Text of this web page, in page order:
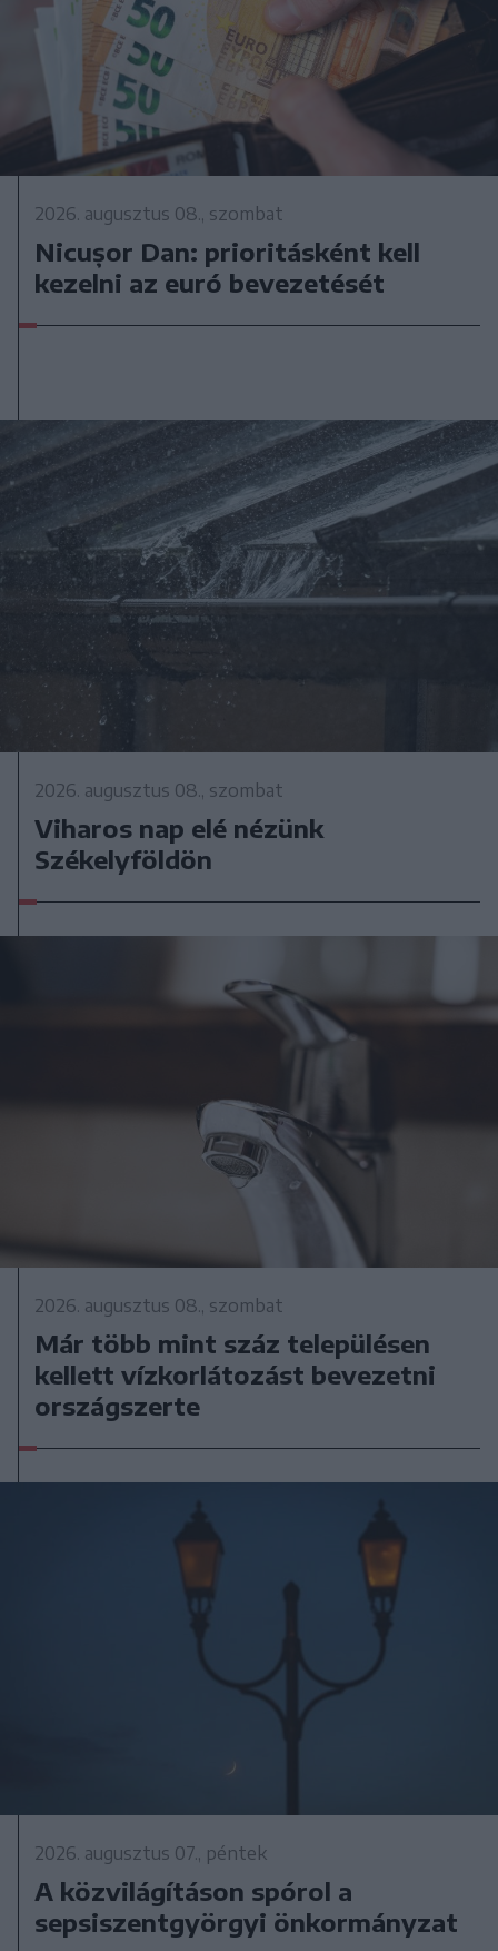
2026. augusztus 08., szombat
Nicușor Dan: prioritásként kell
kezelni az euró bevezetését
2026. augusztus 08., szombat
Viharos nap elé nézünk
Székelyföldön
2026. augusztus 08., szombat
Már több mint száz településen
kellett vízkorlátozást bevezetni
országszerte
2026. augusztus 07., péntek
A közvilágításon spórol a
sepsiszentgyörgyi önkormányzat